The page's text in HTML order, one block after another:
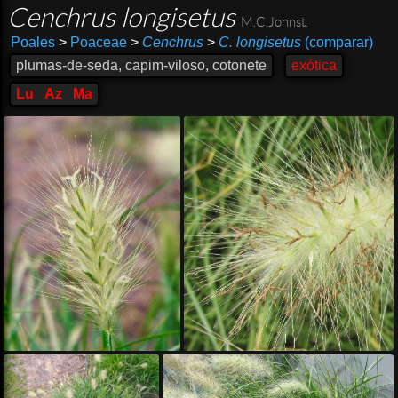
Cenchrus longisetus M.C.Johnst.
Poales >Poaceae > Cenchrus > C. longisetus(comparar)
plumas-de-seda, capim-viloso, cotonete
exótica
Lu
Az Ma